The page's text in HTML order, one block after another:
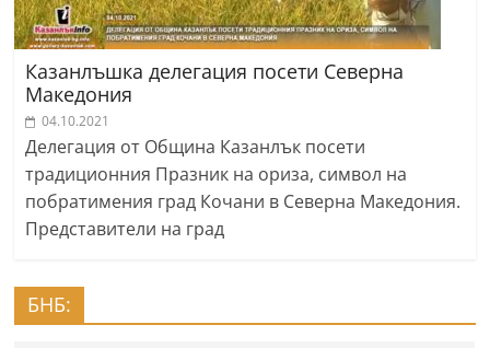
Казанлъшка делегация посети Северна
Македония
04.10.2021
Делегация от Община Казанлък посети
традиционния Празник на ориза, символ на
побратимения град Кочани в Северна Македония.
Представители на град
БНБ: